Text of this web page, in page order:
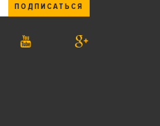
ПОДПИСАТЬСЯ